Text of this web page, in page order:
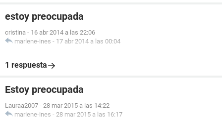
estoy preocupada
cristina - 16 abr 2014 a las 22:06
marlene-ines - 17 abr 2014 a las 00:04
1 respuesta
Estoy preocupada
Lauraa2007 - 28 mar 2015 a las 14:22
marlene-ines - 28 mar 2015 a las 16:17